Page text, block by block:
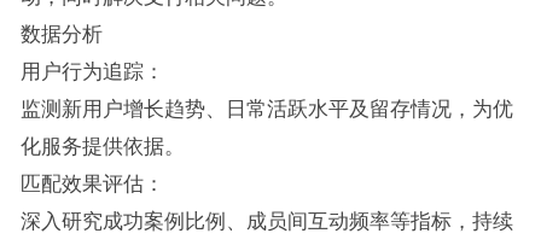
数据分析
用户行为追踪：
监测新用户增长趋势、日常活跃水平及留存情况，为优
化服务提供依据。
匹配效果评估：
深入研究成功案例比例、成员间互动频率等指标，持续